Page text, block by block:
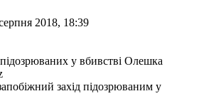
2018, 18:39
захід підозрюваним у